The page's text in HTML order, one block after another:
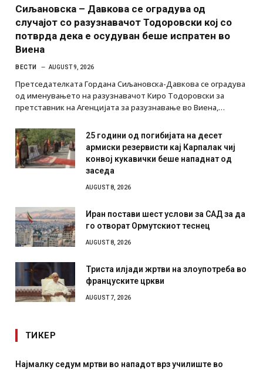
Сиљановска – Давкова се оградува од
случајот со разузнавачот Тодоровски кој со
потврда дека е осудуван беше испратен во
Виена
ВЕСТИ AUGUST 9, 2026
Претседателката Гордана Сиљановска-Давкова се оградува
од именувањето на разузнавачот Киро Тодоровски за
претставник на Агенцијата за разузнавање во Виена,…
25 години од погибијата на десет
армиски резервисти кај Карпалак чиј
конвој кукавички беше нападнат од
заседа
AUGUST 8, 2026
Иран постави шест услови за САД за да
го отворат Ормутскиот теснец
AUGUST 8, 2026
Триста илјади жртви на злоупотреба во
француските цркви
AUGUST 7, 2026
ТИКЕР
СОЗИС: Украинците повеќе им веруваат на